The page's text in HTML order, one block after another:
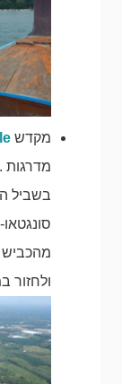
מקדש
מדרגות
בשביל
מהכביש
ולחזור